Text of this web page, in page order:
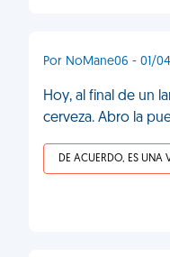
Por NoMane06 - 01/
Hoy, al final de un
cerveza. Abro la
DE ACUERDO, ES UNA